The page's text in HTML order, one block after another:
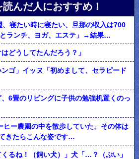
んだ人におすすめ！
寝たい時に寝たい、旦那の収入は700
ランチ、ヨガ、エステ」→結果…
どうしてたんだろう？」
ゴ」イッヌ「初めまして、セラピード
6畳のリビングに子供の勉強机置くのっ
ヒー農園の中を散歩していた。その体は
きたらこんな姿です…
るね！（飼い犬）」犬「…？（ぷい」